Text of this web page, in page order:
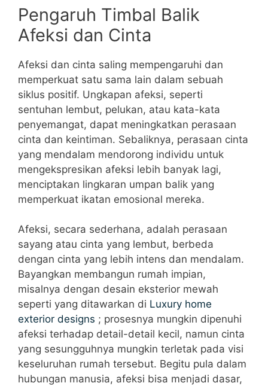
Pengaruh Timbal Balik
Afeksi dan Cinta
Afeksi dan cinta saling mempengaruhi dan
memperkuat satu sama lain dalam sebuah
siklus positif. Ungkapan afeksi, seperti
sentuhan lembut, pelukan, atau kata-kata
penyemangat, dapat meningkatkan perasaan
cinta dan keintiman. Sebaliknya, perasaan cinta
yang mendalam mendorong individu untuk
mengekspresikan afeksi lebih banyak lagi,
menciptakan lingkaran umpan balik yang
memperkuat ikatan emosional mereka.
Afeksi, secara sederhana, adalah perasaan
sayang atau cinta yang lembut, berbeda
dengan cinta yang lebih intens dan mendalam.
Bayangkan membangun rumah impian,
misalnya dengan desain eksterior mewah
seperti yang ditawarkan di Luxury home
exterior designs ; prosesnya mungkin dipenuhi
afeksi terhadap detail-detail kecil, namun cinta
yang sesungguhnya mungkin terletak pada visi
keseluruhan rumah tersebut. Begitu pula dalam
hubungan manusia, afeksi bisa menjadi dasar,